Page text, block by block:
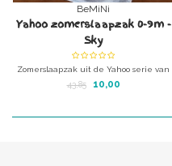
BeMiNi
Yahoo zomerslaapzak 0-9m -
Sky
Zomerslaapzak uit de Yahoo serie van
Babyboum
43,85 10,00